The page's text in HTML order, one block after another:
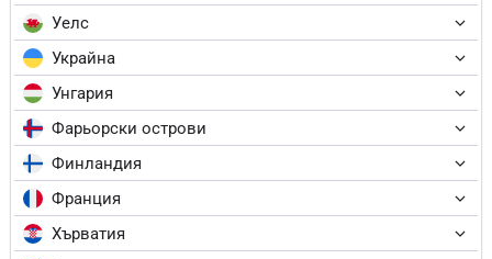
Уелс
Украйна
Унгария
Фарьорски острови
Финландия
Франция
Хърватия